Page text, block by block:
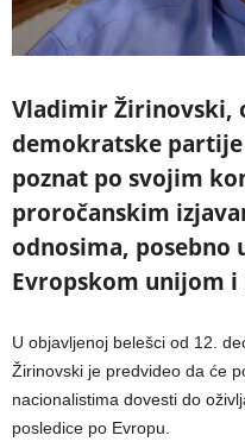
Vladimir Žirinovski,
demokratske partije
poznat po svojim
proročanskim
odnosima, posebno
Evropskom unijom i
U objavljenoj belešci od 12.
Žirinovski je predvideo da će
nacionalistima dovesti do
posledice po Evropu.